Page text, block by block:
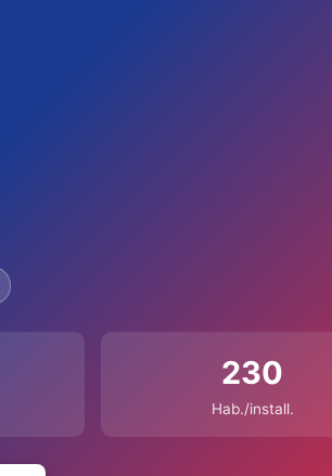
230
Hab./install.